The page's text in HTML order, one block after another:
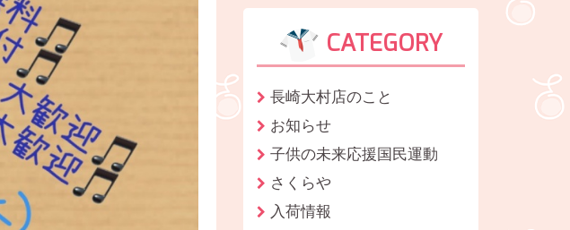
CATEGORY
長崎大村店のこと
お知らせ
子供の未来応援国民運動
さくらや
入荷情報